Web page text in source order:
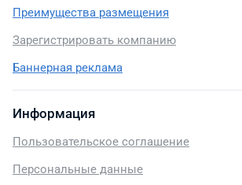
Преимущества размещения
Зарегистрировать компанию
Баннерная реклама
Информация
Пользовательское соглашение
Персональные данные